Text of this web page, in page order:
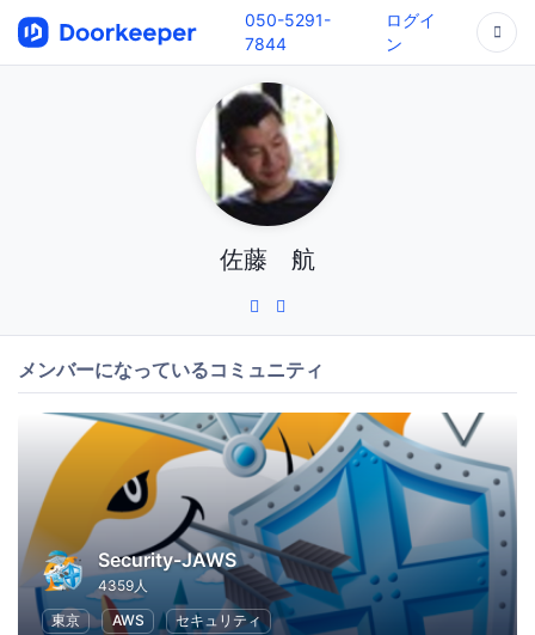
050-5291-
7844
ログイ
ン
佐藤 航
メンバーになっているコミュニティ
Security-JAWS
4359人
東京
AWS セキュリティ